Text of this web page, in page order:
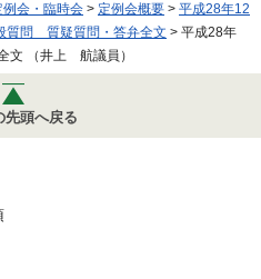
例会・臨時会 > 定例会概要 > 平成28年12
問 質疑質問・答弁全文 > 平成28年
文 （井上 航議員）
先頭へ戻る